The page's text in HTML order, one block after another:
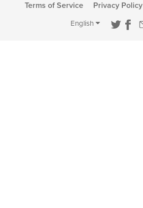
Terms of Service Privacy Policy
English